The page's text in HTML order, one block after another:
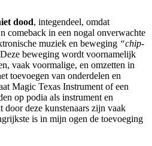
dood, integendeel, omdat
comeback in een nogal onverwachte
muziek en beweging “chip-
beweging wordt voornamelijk
vaak voormalige, en omzetten in
toevoegen van onderdelen en
Magic Texas Instrument of een
op podia als instrument en
door deze kunstenaars zijn vaak
is in mijn ogen de toevoeging